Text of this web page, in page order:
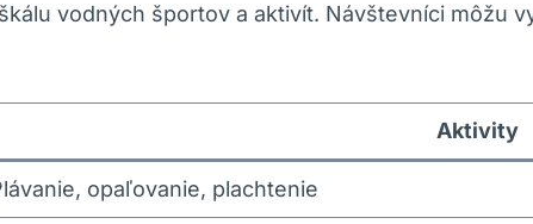
vodných⁤ športov a aktivít. Návštevníci môžu
Aktivity
opaľovanie, plachtenie